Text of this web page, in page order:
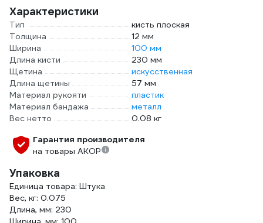
Характеристики
Тип
кисть плоская
Толщина
12 мм
Ширина
100 мм
Длина кисти
230 мм
Щетина
искусственная
Длина щетины
57 мм
Материал рукояти
пластик
Материал бандажа
металл
Вес нетто
0.08 кг
Гарантия производителя
на товары АКОР
Упаковка
Единица товара: Штука
Вес, кг: 0.075
Длина, мм: 230